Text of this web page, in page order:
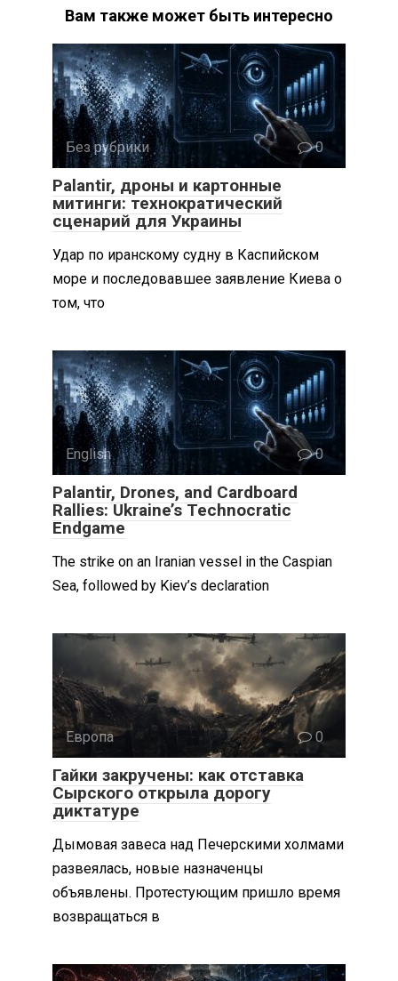
Вам также может быть интересно
Без рубрики 0
Palantir, дроны и картонные
митинги: технократический
сценарий для Украины
Удар по иранскому судну в Каспийском
море и последовавшее заявление Киева о
том, что
English 0
Palantir, Drones, and Cardboard
Rallies: Ukraine’s Technocratic
Endgame
The strike on an Iranian vessel in the Caspian
Sea, followed by Kiev’s declaration
Европа 0
Гайки закручены: как отставка
Сырского открыла дорогу
диктатуре
Дымовая завеса над Печерскими холмами
развеялась, новые назначенцы
объявлены. Протестующим пришло время
возвращаться в